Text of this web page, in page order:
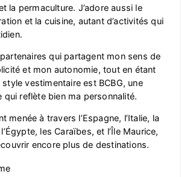
la permaculture. J’adore aussi le
et la cuisine, autant d’activités qui
qui partagent mon sens de
et mon autonomie, tout en étant
vestimentaire est BCBG, une
qui reflète bien ma personnalité.
menée à travers l’Espagne, l’Italie, la
les Caraïbes, et l’Île Maurice,
encore plus de destinations.